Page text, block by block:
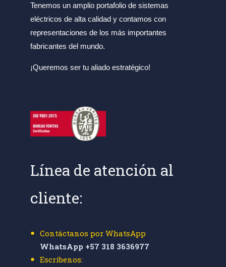
Tenemos un amplio portafolio de sistemas
eléctricos de alta calidad y contamos con
representaciones de los más importantes
fabricantes del mundo.
¡Queremos ser tu aliado estratégico!
Línea de atención al
cliente:
Contáctanos por WhatsApp
WhatsApp +57 318 3636977
Escríbenos: